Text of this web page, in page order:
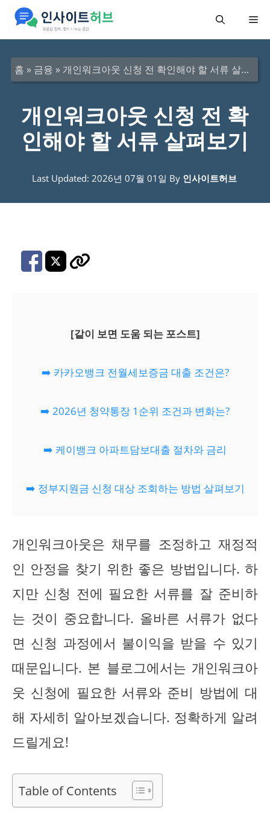
메
홈 » 금융 » 개인워크아웃 신청 전 확인해야 할 서류 살펴보기
개인워크아웃 신청 전 확
인해야 할 서류 살펴보기
Last Updated: 2026년 07월 01일 By 인사이트허브
[같이 보면 도움 되는 포스트]
➡️ 카카오뱅크 전월세보증금 대출 조건은?
➡️ 2026년 청약통장 1순위 조건과 변화는?
➡️ 케이뱅크 아파트담보대출 절차와 금리
➡️ 정부지원금 신청 대상 조회하는 방법 살펴보기
개인워크아웃은 채무를 조정하고 재정적
인 안정을 찾기 위한 좋은 방법입니다. 하
지만 신청 전에 필요한 서류를 잘 준비하
는 것이 중요합니다. 올바른 서류가 없다
면 신청 과정에서 불이익을 받을 수 있기
때문입니다. 본 블로그에서는 개인워크아
웃 신청에 필요한 서류와 준비 방법에 대
해 자세히 알아보겠습니다. 정확하게 알려
드릴게요!
Table of Contents